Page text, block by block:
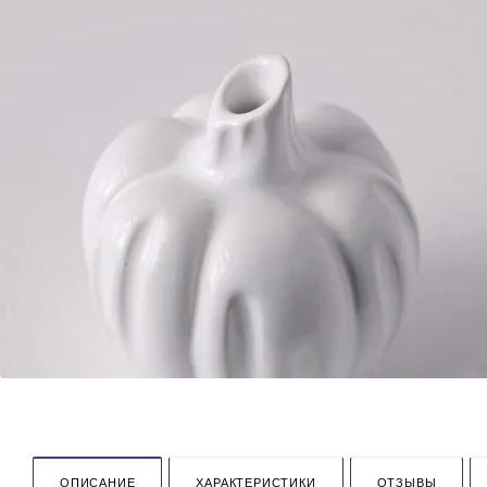
ОПИСАНИЕ ХАРАКТЕРИСТИКИ ОТЗЫВЫ